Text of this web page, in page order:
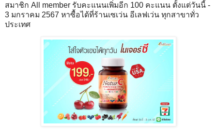
สมาชิก All member รับคะแนนเพิ่มอีก 100 คะแนน ตั้งแต่วันนี้ -
3 มกราคม 2567 หาซื้อได้ที่ร้านเซเว่น อีเลฟเว่น ทุกสาขาทั่ว
ประเทศ